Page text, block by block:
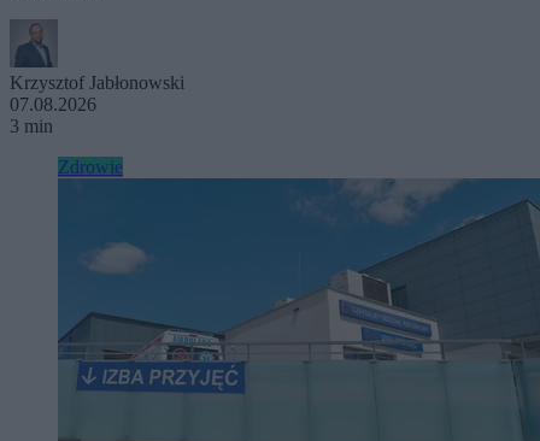
Krzysztof Jabłonowski
07.08.2026
3 min
Zdrowie